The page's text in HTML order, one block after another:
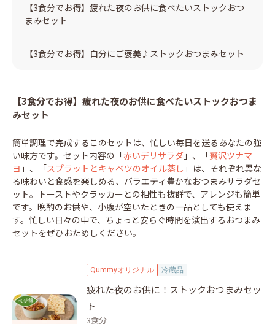
【3食分でお得】疲れた夜のお供に食べたいストックおつ
まみセット
【3食分でお得】自分にご褒美♪ストックおつまみセット
【3食分でお得】疲れた夜のお供に食べたいストックおつま
みセット
簡単調理で完成するこのセットは、忙しい毎日を送るあなたの強
い味方です。セット内容の「赤いデリサラダ 」、「贅沢ツナマ
ヨ 」、「スプラットとキャベツのオイル蒸し 」は、それぞれ異な
る味わいと食感を楽しめる、バラエティ豊かなおつまみサラダセ
ット。トーストやクラッカーとの相性も抜群で、アレンジも簡単
です。晩酌のお供や、小腹が空いたときの一品としても使えま
す。忙しい日々の中で、ちょっと安らぐ時間を演出するおつまみ
セットをぜひおためしください。
Qummyオリジナル 冷蔵品
疲れた夜のお供に！ストックおつまみセッ
ト
3食分